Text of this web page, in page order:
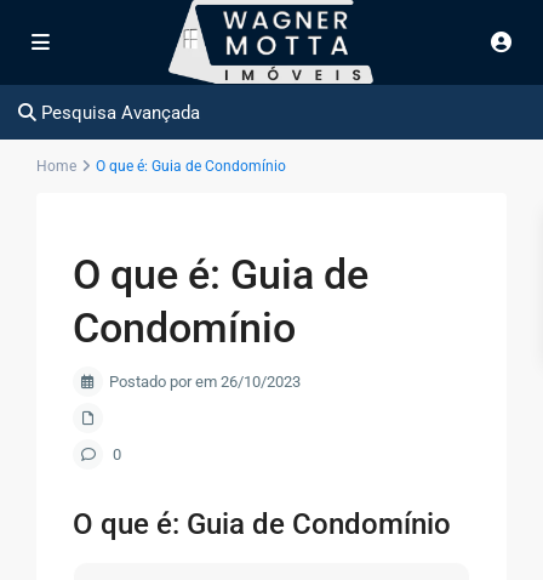
Pesquisa Avançada
Home O que é: Guia de Condomínio
O que é: Guia de
Condomínio
Postado por em 26/10/2023
0
O que é: Guia de Condomínio